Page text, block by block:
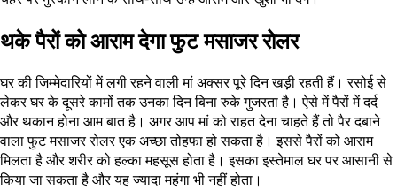
थके पैरों को आराम देगा फुट मसाजर रोलर
घर की जिम्मेदारियों में लगी रहने वाली मां अक्सर पूरे दिन खड़ी रहती हैं। रसोई से
लेकर घर के दूसरे कामों तक उनका दिन बिना रुके गुजरता है। ऐसे में पैरों में दर्द
और थकान होना आम बात है। अगर आप मां को राहत देना चाहते हैं तो पैर दबाने
वाला फुट मसाजर रोलर एक अच्छा तोहफा हो सकता है। इससे पैरों को आराम
मिलता है और शरीर को हल्का महसूस होता है। इसका इस्तेमाल घर पर आसानी से
किया जा सकता है और यह ज्यादा महंगा भी नहीं होता।